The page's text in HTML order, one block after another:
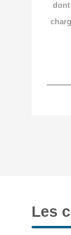
dont
Les